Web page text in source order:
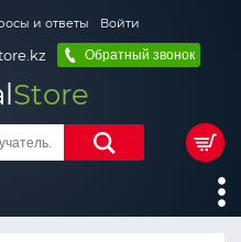
и ответы Войти
Обратный звонок
Store